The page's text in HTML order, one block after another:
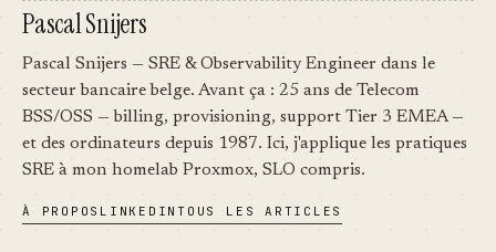
Pascal Snijers
Pascal Snijers — SRE & Observability Engineer dans le
secteur bancaire belge. Avant ça : 25 ans de Telecom
BSS/OSS — billing, provisioning, support Tier 3 EMEA —
et des ordinateurs depuis 1987. Ici, j'applique les pratiques
SRE à mon homelab Proxmox, SLO compris.
À PROPOS LINKEDINTOUS LES ARTICLES